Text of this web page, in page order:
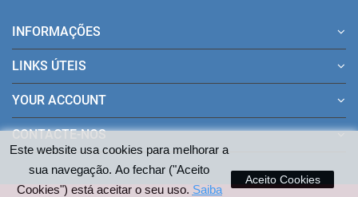
Este website usa cookies para melhorar a
sua navegação. Ao fechar ("Aceito
Cookies") está aceitar o seu uso. Saiba
Aceito Cookies
INFORMAÇÕES
LINKS ÚTEIS
YOUR ACCOUNT
CONTACTE-NOS